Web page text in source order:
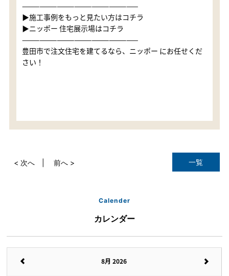
————————————————————
▶施工事例をもっと見たい方はコチラ
▶ニッポー 住宅展示場はコチラ
————————————————————
豊田市で注文住宅を建てるなら、ニッポー にお任せくだ
さい！
一覧
< 次へ 前へ >
Calender
カレンダー
8月 2026